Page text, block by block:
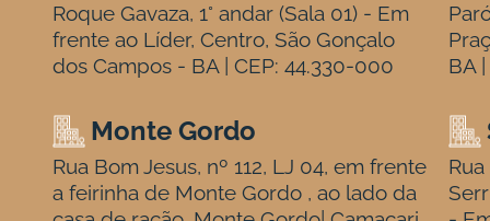
Roque Gavaza, 1° andar (Sala 01) - Em
frente ao Líder, Centro, São Gonçalo
dos Campos - BA | CEP: 44.330-000
BA
Monte Gordo
Rua Bom Jesus, nº 112, LJ 04, em frente
a feirinha de Monte Gordo , ao lado da